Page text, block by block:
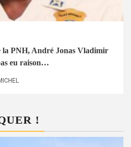
la PNH, André Jonas Vladimir
eu raison…
!